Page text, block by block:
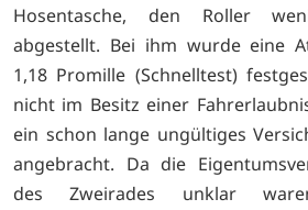
Hosentasche, den Roller
abgestellt. Bei ihm wurde eine
1,18 Promille (Schnelltest)
nicht im Besitz einer
ein schon lange ungültiges
angebracht. Da die
des Zweirades unklar